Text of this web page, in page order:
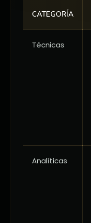
CATEGORÍA
Técnicas
Analíticas